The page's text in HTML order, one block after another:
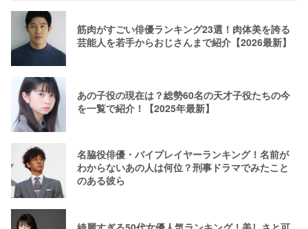
筋肉がすごい俳優ランキング23選！肉体美を誇る
芸能人を若手からおじさんまで紹介【2026最新】
あの子役の現在は？総勢60名の天才子役たちの今
を一覧で紹介！【2025年最新】
名脇役俳優・バイプレイヤーランキング！名前が
わからないあの人は何位？刑事ドラマでみたこと
のある彼ら